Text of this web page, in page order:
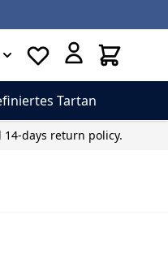
Cart
Tartan
14-days return policy.